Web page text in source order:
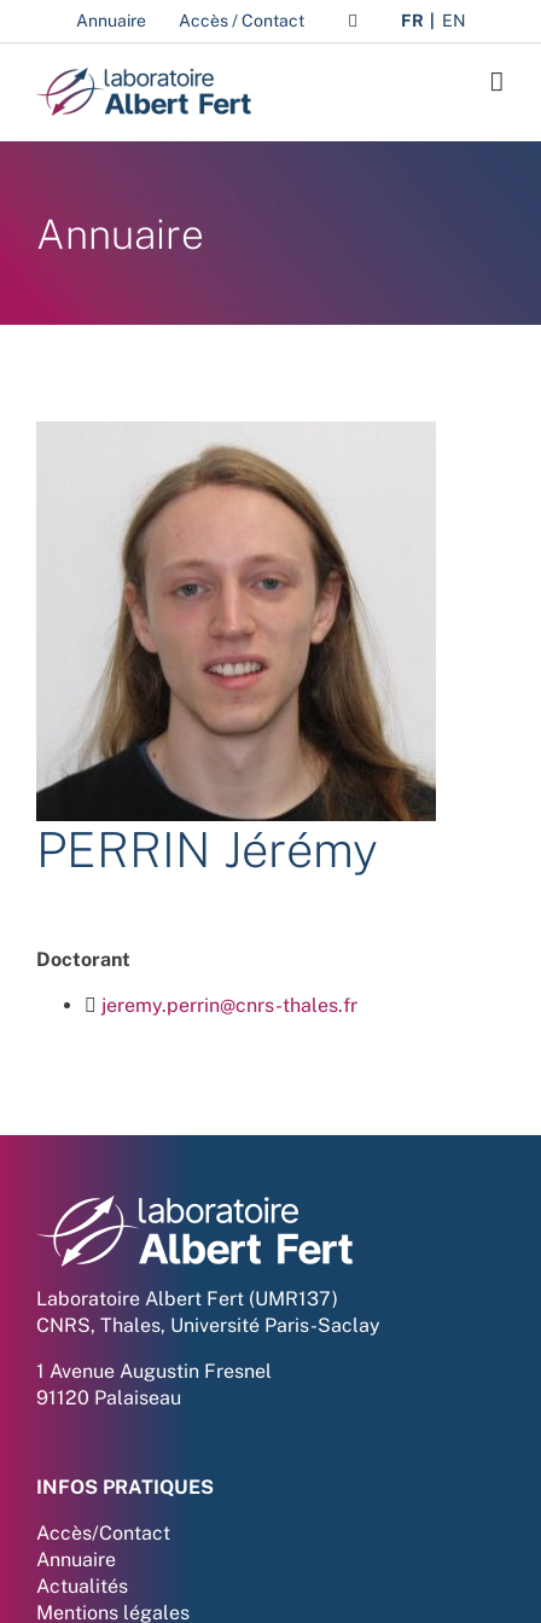
au
contenu
Annuaire Accès / Contact FR EN
Annuaire
PERRIN Jérémy
Doctorant
jeremy.perrin@cnrs-thales.fr
Laboratoire Albert Fert (UMR137)
CNRS, Thales, Université Paris-Saclay
1 Avenue Augustin Fresnel
91120 Palaiseau
INFOS PRATIQUES
Accès/Contact
Annuaire
Actualités
Mentions légales